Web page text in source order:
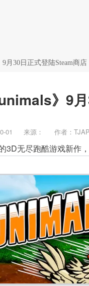
月30日正式登陆Steam商店
》9
01 来源： 作者：
无尽跑酷游戏新作，